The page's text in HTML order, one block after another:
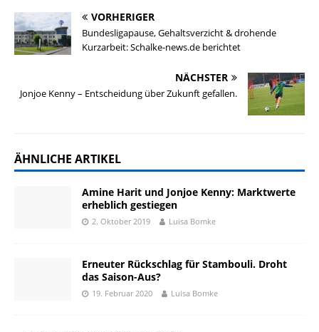
VORHERIGER
Bundesligapause, Gehaltsverzicht & drohende
Kurzarbeit: Schalke-news.de berichtet
NÄCHSTER
Jonjoe Kenny – Entscheidung über Zukunft gefallen.
ÄHNLICHE ARTIKEL
Amine Harit und Jonjoe Kenny: Marktwerte
erheblich gestiegen
2. Oktober 2019 Luisa Bomke
Erneuter Rückschlag für Stambouli. Droht
das Saison-Aus?
19. Februar 2020 Luisa Bomke